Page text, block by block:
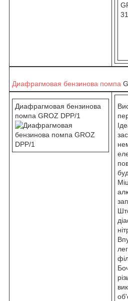
31
Диафрагмовая бензинова помпа
Диафрагмовая бензинова
помпа GROZ DPP/1